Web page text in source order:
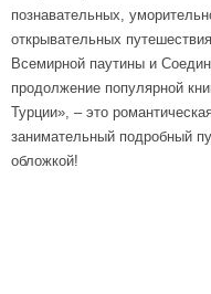
познавательных,
открывательных
Всемирной паутины и
продолжение популярной
Турции», – это
занимательный подробный
обложкой!